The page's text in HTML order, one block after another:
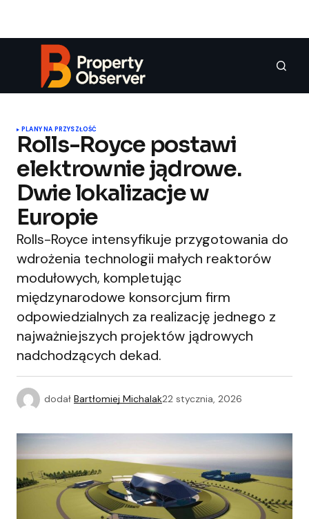
PLANY NA PRZYSZŁOŚĆ
Rolls-Royce postawi
elektrownie jądrowe.
Dwie lokalizacje w
Europie
Rolls-Royce intensyfikuje przygotowania do
wdrożenia technologii małych reaktorów
modułowych, kompletując
międzynarodowe konsorcjum firm
odpowiedzialnych za realizację jednego z
najważniejszych projektów jądrowych
nadchodzących dekad.
dodał Bartłomiej Michalak22 stycznia, 2026